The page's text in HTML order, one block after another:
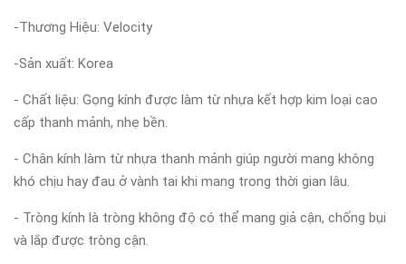
-Thương Hiệu: Velocity
-Sản xuất: Korea
- Chất liệu: Gọng kính được làm từ nhựa kết hợp kim loại cao
cấp thanh mảnh, nhẹ bền.
- Chân kính làm từ nhựa thanh mảnh giúp người mang không
khó chịu hay đau ở vành tai khi mang trong thời gian lâu.
- Tròng kính là tròng không độ có thể mang giả cận, chống bụi
và lắp được tròng cận.